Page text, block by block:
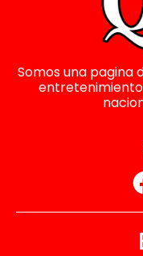
Somos una pagina